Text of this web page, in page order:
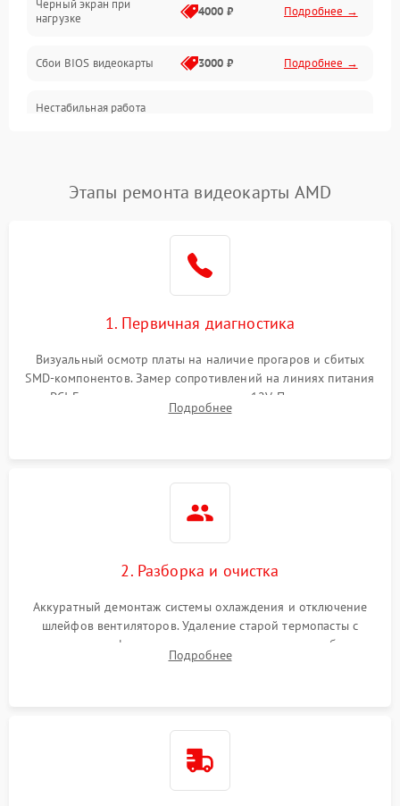
Электропитание
ПО
Электронные компоненты
Общие поломки
Механические повреждения
Черный экран при
нагрузке
4000 ₽ Подробнее →
Сбои BIOS видеокарты 3000 ₽ Подробнее →
Нестабильная работа
Этапы ремонта видеокарты AMD
1. Первичная диагностика
Визуальный осмотр платы на наличие прогаров и сбитых
SMD-компонентов. Замер сопротивлений на линиях питания
PCI-E и дополнительных разъемах 12V. Проверка на
короткое замыкание основных дросселей питания GPU и
Подробнее
2. Разборка и очистка
Аккуратный демонтаж системы охлаждения и отключение
шлейфов вентиляторов. Удаление старой термопасты с
кристалла графического чипа и термопрокладок с банок
памяти и зоны VRM. Очистка платы от пыли и окислов.
Подробнее